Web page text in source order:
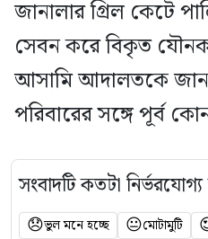
জানালার গ্রিল কেটে
সেবন করে বিকৃত
আসামি আদালতকে
পরিবারের সঙ্গে পূর্ব
সংবাদটি কতটা
😞ভুল মনে হচ্ছে 😐মোটামুটি